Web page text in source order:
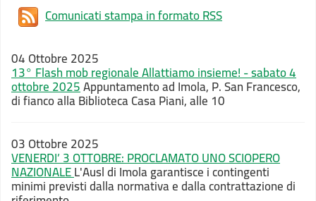
Comunicati stampa in formato RSS
04 Ottobre 2025
13° Flash mob regionale Allattiamo insieme! - sabato 4
ottobre 2025Appuntamento ad Imola, P. San Francesco,
di fianco alla Biblioteca Casa Piani, alle 10
03 Ottobre 2025
VENERDI’ 3 OTTOBRE: PROCLAMATO UNO SCIOPERO
NAZIONALEL'Ausl di Imola garantisce i contingenti
minimi previsti dalla normativa e dalla contrattazione di